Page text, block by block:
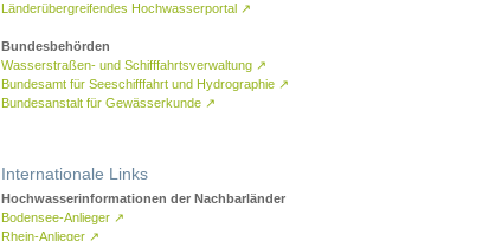
Länderübergreifendes Hochwasserportal ↗
Bundesbehörden
Wasserstraßen- und Schifffahrtsverwaltung ↗
Bundesamt für Seeschifffahrt und Hydrographie ↗
Bundesanstalt für Gewässerkunde ↗
Internationale Links
Hochwasserinformationen der Nachbarländer
Bodensee-Anlieger ↗
Rhein-Anlieger ↗